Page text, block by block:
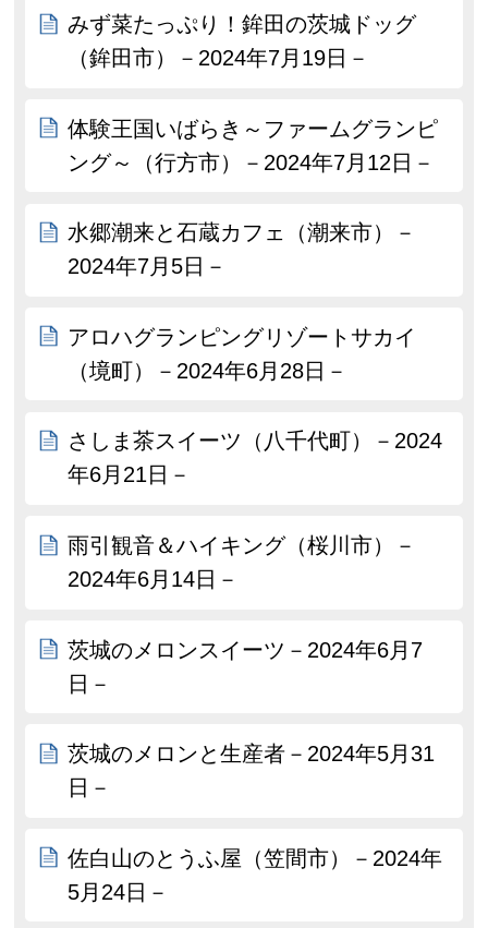
みず菜たっぷり！鉾田の茨城ドッグ
（鉾田市）－2024年7月19日－
体験王国いばらき～ファームグランピ
ング～（行方市）－2024年7月12日－
水郷潮来と石蔵カフェ（潮来市）－
2024年7月5日－
アロハグランピングリゾートサカイ
（境町）－2024年6月28日－
さしま茶スイーツ（八千代町）－2024
年6月21日－
雨引観音＆ハイキング（桜川市）－
2024年6月14日－
茨城のメロンスイーツ－2024年6月7
日－
茨城のメロンと生産者－2024年5月31
日－
佐白山のとうふ屋（笠間市）－2024年
5月24日－